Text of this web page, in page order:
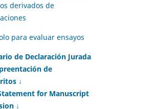
derivados de
para evaluar ensayos
de Declaración Jurada
de
↓
for Manuscript
↓